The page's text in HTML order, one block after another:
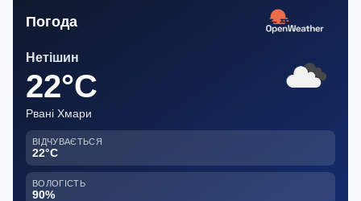
Погода
Нетішин
22°C
Рвані Хмари
ВІДЧУВАЄТЬСЯ
22°C
ВОЛОГІСТЬ
90%